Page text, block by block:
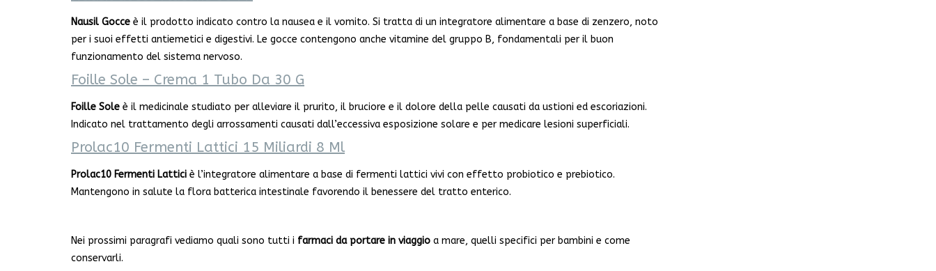
Nausil Gocce è il prodotto indicato contro la nausea e il vomito. Si tratta di un integratore alimentare a base di zenzero, noto
per i suoi effetti antiemetici e digestivi. Le gocce contengono anche vitamine del gruppo B, fondamentali per il buon
funzionamento del sistema nervoso.
Foille Sole – Crema 1 Tubo Da 30 G
Foille Sole è il medicinale studiato per alleviare il prurito, il bruciore e il dolore della pelle causati da ustioni ed escoriazioni.
Indicato nel trattamento degli arrossamenti causati dall’eccessiva esposizione solare e per medicare lesioni superficiali.
Prolac10 Fermenti Lattici 15 Miliardi 8 Ml
Prolac10 Fermenti Lattici è l’integratore alimentare a base di fermenti lattici vivi con effetto probiotico e prebiotico.
Mantengono in salute la flora batterica intestinale favorendo il benessere del tratto enterico.
Nei prossimi paragrafi vediamo quali sono tutti i farmaci da portare in viaggio a mare, quelli specifici per bambini e come
conservarli.